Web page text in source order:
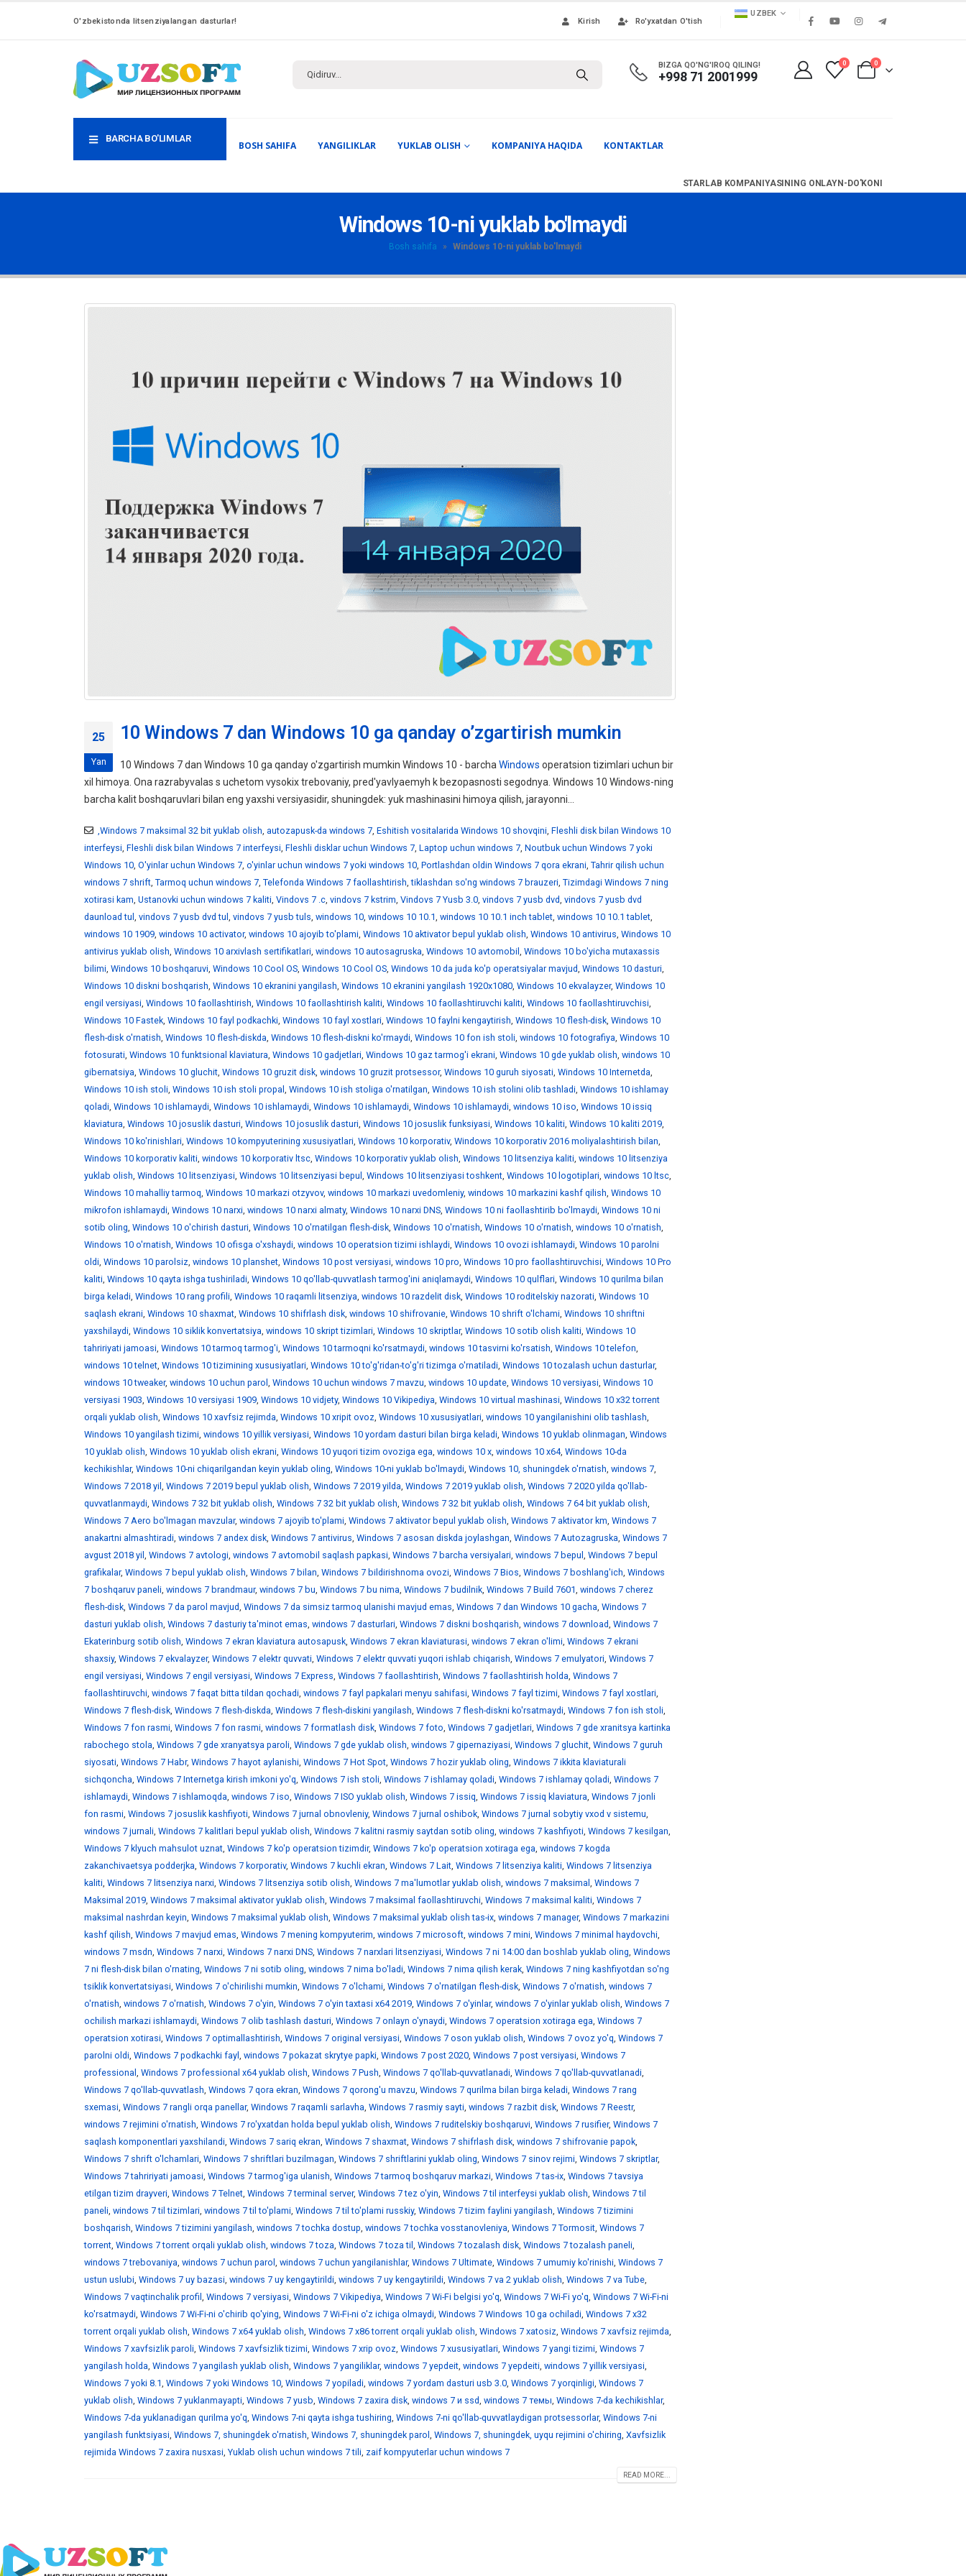
O'zbekistonda litsenziyalangan dasturlar! Kirish Ro'yxatdan O'tish
UZBEK
BIZGA QO'NG'IROQ QILING!
+998 71 2001999
0 0
BARCHA BO'LIMLAR
BOSH SAHIFA YANGILIKLAR YUKLAB OLISH KOMPANIYA HAQIDA KONTAKTLAR
STARLAB KOMPANIYASINING ONLAYN-DO'KONI
Windows 10-ni yuklab bo'lmaydi
Bosh sahifa » Windows 10-ni yuklab bo'lmaydi
25
Yan
10 Windows 7 dan Windows 10 ga qanday o’zgartirish mumkin
10 Windows 7 dan Windows 10 ga qanday o'zgartirish mumkin Windows 10 - barcha Windows operatsion tizimlari uchun bir
xil himoya. Ona razrabyvalas s uchetom vysokix trebovaniy, pred'yavlyaemyh k bezopasnosti segodnya. Windows 10 Windows-ning
barcha kalit boshqaruvlari bilan eng yaxshi versiyasidir, shuningdek: yuk mashinasini himoya qilish, jarayonni...
,Windows 7 maksimal 32 bit yuklab olish, autozapusk-da windows 7, Eshitish vositalarida Windows 10 shovqini, Fleshli disk bilan Windows 10
interfeysi, Fleshli disk bilan Windows 7 interfeysi, Fleshli disklar uchun Windows 7, Laptop uchun windows 7, Noutbuk uchun Windows 7 yoki
Windows 10, O'yinlar uchun Windows 7, o'yinlar uchun windows 7 yoki windows 10, Portlashdan oldin Windows 7 qora ekrani, Tahrir qilish uchun
windows 7 shrift, Tarmoq uchun windows 7, Telefonda Windows 7 faollashtirish,tiklashdan so'ng windows 7 brauzeri, Tizimdagi Windows 7 ning
xotirasi kam, Ustanovki uchun windows 7 kaliti, Vindovs 7 .c, vindovs 7 kstrim, Vindovs 7 Yusb 3.0, vindovs 7 yusb dvd, vindovs 7 yusb dvd
daunload tul , vindovs 7 yusb dvd tul , vindovs 7 yusb tuls, windows 10, windows 10 10.1, windows 10 10.1 inch tablet, windows 10 10.1 tablet,
windows 10 1909, windows 10 activator, windows 10 ajoyib to'plami, Windows 10 aktivator bepul yuklab olish, Windows 10 antivirus, Windows 10
antivirus yuklab olish, Windows 10 arxivlash sertifikatlari, windows 10 autosagruska, Windows 10 avtomobil , Windows 10 bo'yicha mutaxassis
bilimi, Windows 10 boshqaruvi, Windows 10 Cool OS, Windows 10 Cool OS, Windows 10 da juda ko'p operatsiyalar mavjud, Windows 10 dasturi,
Windows 10 diskni boshqarish, Windows 10 ekranini yangilash, Windows 10 ekranini yangilash 1920x1080, Windows 10 ekvalayzer, Windows 10
engil versiyasi, Windows 10 faollashtirish, Windows 10 faollashtirish kaliti, Windows 10 faollashtiruvchi kaliti, Windows 10 faollashtiruvchisi,
Windows 10 Fastek, Windows 10 fayl podkachki, Windows 10 fayl xostlari, Windows 10 faylni kengaytirish, Windows 10 flesh-disk, Windows 10
flesh-disk o'rnatish, Windows 10 flesh-diskda, Windows 10 flesh-diskni ko'rmaydi, Windows 10 fon ish stoli, windows 10 fotografiya, Windows 10
fotosurati, Windows 10 funktsional klaviatura, Windows 10 gadjetlari, Windows 10 gaz tarmog'i ekrani, Windows 10 gde yuklab olish, windows 10
gibernatsiya, Windows 10 gluchit, Windows 10 gruzit disk, windows 10 gruzit protsessor, Windows 10 guruh siyosati, Windows 10 Internetda,
Windows 10 ish stoli, Windows 10 ish stoli propal , Windows 10 ish stoliga o'rnatilgan, Windows 10 ish stolini olib tashladi, Windows 10 ishlamay
qoladi, Windows 10 ishlamaydi, Windows 10 ishlamaydi, Windows 10 ishlamaydi, Windows 10 ishlamaydi, windows 10 iso, Windows 10 issiq
klaviatura, Windows 10 josuslik dasturi, Windows 10 josuslik dasturi, Windows 10 josuslik funksiyasi, Windows 10 kaliti, Windows 10 kaliti 2019,
Windows 10 ko'rinishlari, Windows 10 kompyuterining xususiyatlari, Windows 10 korporativ, Windows 10 korporativ 2016 moliyalashtirish bilan,
Windows 10 korporativ kaliti, windows 10 korporativ ltsc, Windows 10 korporativ yuklab olish, Windows 10 litsenziya kaliti, windows 10 litsenziya
yuklab olish, Windows 10 litsenziyasi, Windows 10 litsenziyasi bepul , Windows 10 litsenziyasi toshkent, Windows 10 logotiplari, windows 10 ltsc,
Windows 10 mahalliy tarmoq, Windows 10 markazi otzyvov, windows 10 markazi uvedomleniy, windows 10 markazini kashf qilish, Windows 10
mikrofon ishlamaydi, Windows 10 narxi, windows 10 narxi almaty, Windows 10 narxi DNS, Windows 10 ni faollashtirib bo'lmaydi, Windows 10 ni
sotib oling, Windows 10 o'chirish dasturi, Windows 10 o'rnatilgan flesh-disk, Windows 10 o'rnatish, Windows 10 o'rnatish, windows 10 o'rnatish,
Windows 10 o'rnatish, Windows 10 ofisga o'xshaydi, windows 10 operatsion tizimi ishlaydi, Windows 10 ovozi ishlamaydi, Windows 10 parolni
oldi, Windows 10 parolsiz, windows 10 planshet, Windows 10 post versiyasi, windows 10 pro, Windows 10 pro faollashtiruvchisi, Windows 10 Pro
kaliti, Windows 10 qayta ishga tushiriladi, Windows 10 qo'llab-quvvatlash tarmog'ini aniqlamaydi, Windows 10 qulflari, Windows 10 qurilma bilan
birga keladi, Windows 10 rang profili, Windows 10 raqamli litsenziya, windows 10 razdelit disk, Windows 10 roditelskiy nazorati, Windows 10
saqlash ekrani, Windows 10 shaxmat, Windows 10 shifrlash disk, windows 10 shifrovanie, Windows 10 shrift o'lchami, Windows 10 shriftni
yaxshilaydi, Windows 10 siklik konvertatsiya, windows 10 skript tizimlari, Windows 10 skriptlar, Windows 10 sotib olish kaliti, Windows 10
tahririyati jamoasi, Windows 10 tarmoq tarmog'i, Windows 10 tarmoqni ko'rsatmaydi, windows 10 tasvirni ko'rsatish, Windows 10 telefon,
windows 10 telnet, Windows 10 tizimining xususiyatlari, Windows 10 to'g'ridan-to'g'ri tizimga o'rnatiladi, Windows 10 tozalash uchun dasturlar,
windows 10 tweaker, windows 10 uchun parol , Windows 10 uchun windows 7 mavzu, windows 10 update, Windows 10 versiyasi, Windows 10
versiyasi 1903, Windows 10 versiyasi 1909, Windows 10 vidjety, Windows 10 Vikipediya, Windows 10 virtual mashinasi, Windows 10 x32 torrent
orqali yuklab olish, Windows 10 xavfsiz rejimda, Windows 10 xripit ovoz, Windows 10 xususiyatlari, windows 10 yangilanishini olib tashlash,
Windows 10 yangilash tizimi, windows 10 yillik versiyasi, Windows 10 yordam dasturi bilan birga keladi, Windows 10 yuklab olinmagan, Windows
10 yuklab olish, Windows 10 yuklab olish ekrani, Windows 10 yuqori tizim ovoziga ega, windows 10 х, windows 10 х64, Windows 10-da
kechikishlar, Windows 10-ni chiqarilgandan keyin yuklab oling, Windows 10-ni yuklab bo'lmaydi, Windows 10, shuningdek o'rnatish, windows 7,
Windows 7 2018 yil , Windows 7 2019 bepul yuklab olish, Windows 7 2019 yilda, Windows 7 2019 yuklab olish, Windows 7 2020 yilda qo'llab-
quvvatlanmaydi, Windows 7 32 bit yuklab olish, Windows 7 32 bit yuklab olish, Windows 7 32 bit yuklab olish, Windows 7 64 bit yuklab olish,
Windows 7 Aero bo'lmagan mavzular, windows 7 ajoyib to'plami, Windows 7 aktivator bepul yuklab olish, Windows 7 aktivator km, Windows 7
anakartni almashtiradi, windows 7 andex disk, Windows 7 antivirus, Windows 7 asosan diskda joylashgan, Windows 7 Autozagruska, Windows 7
avgust 2018 yil , Windows 7 avtologi, windows 7 avtomobil saqlash papkasi, Windows 7 barcha versiyalari, windows 7 bepul , Windows 7 bepul
grafikalar, Windows 7 bepul yuklab olish, Windows 7 bilan, Windows 7 bildirishnoma ovozi, Windows 7 Bios, Windows 7 boshlang'ich, Windows
7 boshqaruv paneli, windows 7 brandmaur, windows 7 bu, Windows 7 bu nima, Windows 7 budilnik, Windows 7 Build 7601, windows 7 cherez
flesh-disk, Windows 7 da parol mavjud, Windows 7 da simsiz tarmoq ulanishi mavjud emas, Windows 7 dan Windows 10 gacha, Windows 7
dasturi yuklab olish, Windows 7 dasturiy ta'minot emas, windows 7 dasturlari, Windows 7 diskni boshqarish, windows 7 download, Windows 7
Ekaterinburg sotib olish, Windows 7 ekran klaviatura autosapusk, Windows 7 ekran klaviaturasi, windows 7 ekran o'limi, Windows 7 ekrani
shaxsiy, Windows 7 ekvalayzer, Windows 7 elektr quvvati, Windows 7 elektr quvvati yuqori ishlab chiqarish, Windows 7 emulyatori, Windows 7
engil versiyasi, Windows 7 engil versiyasi, Windows 7 Express, Windows 7 faollashtirish, Windows 7 faollashtirish holda, Windows 7
faollashtiruvchi, windows 7 faqat bitta tildan qochadi, windows 7 fayl papkalari menyu sahifasi, Windows 7 fayl tizimi, Windows 7 fayl xostlari,
Windows 7 flesh-disk, Windows 7 flesh-diskda, Windows 7 flesh-diskini yangilash, Windows 7 flesh-diskni ko'rsatmaydi, Windows 7 fon ish stoli,
Windows 7 fon rasmi, Windows 7 fon rasmi, windows 7 formatlash disk, Windows 7 foto, Windows 7 gadjetlari, Windows 7 gde xranitsya kartinka
rabochego stola, Windows 7 gde xranyatsya paroli, Windows 7 gde yuklab olish, windows 7 gipernaziyasi, Windows 7 gluchit, Windows 7 guruh
siyosati, Windows 7 Habr, Windows 7 hayot aylanishi, Windows 7 Hot Spot, Windows 7 hozir yuklab oling, Windows 7 ikkita klaviaturali
sichqoncha, Windows 7 Internetga kirish imkoni yo'q, Windows 7 ish stoli, Windows 7 ishlamay qoladi, Windows 7 ishlamay qoladi, Windows 7
ishlamaydi, Windows 7 ishlamoqda, windows 7 iso, Windows 7 ISO yuklab olish, Windows 7 issiq, Windows 7 issiq klaviatura, Windows 7 jonli
fon rasmi, Windows 7 josuslik kashfiyoti, Windows 7 jurnal obnovleniy, Windows 7 jurnal oshibok, Windows 7 jurnal sobytiy vxod v sistemu,
windows 7 jurnali, Windows 7 kalitlari bepul yuklab olish, Windows 7 kalitni rasmiy saytdan sotib oling, windows 7 kashfiyoti, Windows 7 kesilgan,
Windows 7 klyuch mahsulot uznat, Windows 7 ko'p operatsion tizimdir, Windows 7 ko'p operatsion xotiraga ega, windows 7 kogda
zakanchivaetsya podderjka, Windows 7 korporativ, Windows 7 kuchli ekran, Windows 7 Lait, Windows 7 litsenziya kaliti, Windows 7 litsenziya
kaliti, Windows 7 litsenziya narxi, Windows 7 litsenziya sotib olish, Windows 7 ma'lumotlar yuklab olish, windows 7 maksimal , Windows 7
Maksimal 2019, Windows 7 maksimal aktivator yuklab olish, Windows 7 maksimal faollashtiruvchi, Windows 7 maksimal kaliti, Windows 7
maksimal nashrdan keyin, Windows 7 maksimal yuklab olish, Windows 7 maksimal yuklab olish tas-ix, windows 7 manager, Windows 7 markazini
kashf qilish, Windows 7 mavjud emas, Windows 7 mening kompyuterim, windows 7 microsoft, windows 7 mini, Windows 7 minimal haydovchi,
windows 7 msdn, Windows 7 narxi, Windows 7 narxi DNS, Windows 7 narxlari litsenziyasi, Windows 7 ni 14:00 dan boshlab yuklab oling, Windows
7 ni flesh-disk bilan o'rnating, Windows 7 ni sotib oling, windows 7 nima bo'ladi, Windows 7 nima qilish kerak, Windows 7 ning kashfiyotdan so'ng
tsiklik konvertatsiyasi, Windows 7 o'chirilishi mumkin, Windows 7 o'lchami, Windows 7 o'rnatilgan flesh-disk, Windows 7 o'rnatish, windows 7
o'rnatish, windows 7 o'rnatish, Windows 7 o'yin, Windows 7 o'yin taxtasi x64 2019, Windows 7 o'yinlar, windows 7 o'yinlar yuklab olish, Windows 7
ochilish markazi ishlamaydi, Windows 7 olib tashlash dasturi, Windows 7 onlayn o'ynaydi, Windows 7 operatsion xotiraga ega, Windows 7
operatsion xotirasi, Windows 7 optimallashtirish, Windows 7 original versiyasi, Windows 7 oson yuklab olish, Windows 7 ovoz yo'q, Windows 7
parolni oldi, Windows 7 podkachki fayl , windows 7 pokazat skrytye papki, Windows 7 post 2020, Windows 7 post versiyasi, Windows 7
professional , Windows 7 professional x64 yuklab olish, Windows 7 Push, Windows 7 qo'llab-quvvatlanadi, Windows 7 qo'llab-quvvatlanadi,
Windows 7 qo'llab-quvvatlash, Windows 7 qora ekran, Windows 7 qorong'u mavzu, Windows 7 qurilma bilan birga keladi, Windows 7 rang
sxemasi, Windows 7 rangli orqa panellar, Windows 7 raqamli sarlavha, Windows 7 rasmiy sayti, windows 7 razbit disk, Windows 7 Reestr,
windows 7 rejimini o'rnatish, Windows 7 ro'yxatdan holda bepul yuklab olish, Windows 7 ruditelskiy boshqaruvi, Windows 7 rusifier, Windows 7
saqlash komponentlari yaxshilandi, Windows 7 sariq ekran, Windows 7 shaxmat, Windows 7 shifrlash disk, windows 7 shifrovanie papok,
Windows 7 shrift o'lchamlari, Windows 7 shriftlari buzilmagan, Windows 7 shriftlarini yuklab oling, Windows 7 sinov rejimi, Windows 7 skriptlar,
Windows 7 tahririyati jamoasi, Windows 7 tarmog'iga ulanish, Windows 7 tarmoq boshqaruv markazi, Windows 7 tas-ix, Windows 7 tavsiya
etilgan tizim drayveri, Windows 7 Telnet, Windows 7 terminal server, Windows 7 tez o'yin, Windows 7 til interfeysi yuklab olish, Windows 7 til
paneli, windows 7 til tizimlari, windows 7 til to'plami, Windows 7 til to'plami russkiy, Windows 7 tizim faylini yangilash, Windows 7 tizimini
boshqarish, Windows 7 tizimini yangilash, windows 7 tochka dostup, windows 7 tochka vosstanovleniya, Windows 7 Tormosit, Windows 7
torrent, Windows 7 torrent orqali yuklab olish, windows 7 toza, Windows 7 toza til , Windows 7 tozalash disk, Windows 7 tozalash paneli,
windows 7 trebovaniya, windows 7 uchun parol , windows 7 uchun yangilanishlar, Windows 7 Ultimate, Windows 7 umumiy ko'rinishi, Windows 7
ustun uslubi, Windows 7 uy bazasi, windows 7 uy kengaytirildi, windows 7 uy kengaytirildi, Windows 7 va 2 yuklab olish, Windows 7 va Tube,
Windows 7 vaqtinchalik profil , Windows 7 versiyasi, Windows 7 Vikipediya, Windows 7 Wi-Fi belgisi yo'q, Windows 7 Wi-Fi yo'q, Windows 7 Wi-Fi-ni
ko'rsatmaydi, Windows 7 Wi-Fi-ni o'chirib qo'ying, Windows 7 Wi-Fi-ni o'z ichiga olmaydi, Windows 7 Windows 10 ga ochiladi, Windows 7 x32
torrent orqali yuklab olish, Windows 7 x64 yuklab olish, Windows 7 x86 torrent orqali yuklab olish, Windows 7 xatosiz, Windows 7 xavfsiz rejimda,
Windows 7 xavfsizlik paroli, Windows 7 xavfsizlik tizimi, Windows 7 xrip ovoz, Windows 7 xususiyatlari, Windows 7 yangi tizimi, Windows 7
yangilash holda, Windows 7 yangilash yuklab olish, Windows 7 yangiliklar, windows 7 yepdeit, windows 7 yepdeiti, windows 7 yillik versiyasi,
Windows 7 yoki 8.1, Windows 7 yoki Windows 10, Windows 7 yopiladi, windows 7 yordam dasturi usb 3.0, Windows 7 yorqinligi, Windows 7
yuklab olish, Windows 7 yuklanmayapti, Windows 7 yusb, Windows 7 zaxira disk, windows 7 и ssd, windows 7 темы, Windows 7-da kechikishlar,
Windows 7-da yuklanadigan qurilma yo'q, Windows 7-ni qayta ishga tushiring, Windows 7-ni qo'llab-quvvatlaydigan protsessorlar, Windows 7-ni
yangilash funktsiyasi, Windows 7, shuningdek o'rnatish, Windows 7, shuningdek parol , Windows 7, shuningdek, uyqu rejimini o'chiring, Xavfsizlik
rejimida Windows 7 zaxira nusxasi, Yuklab olish uchun windows 7 tili, zaif kompyuterlar uchun windows 7
READ MORE...